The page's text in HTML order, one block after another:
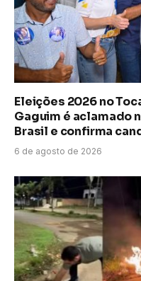
Eleições 2026 no
Gaguim é aclamado
Brasil e confirma
6 de agosto de 2026